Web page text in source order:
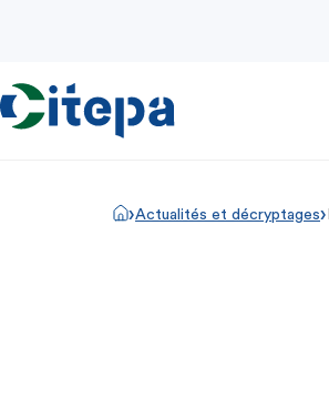
›Actualités et décryptages›